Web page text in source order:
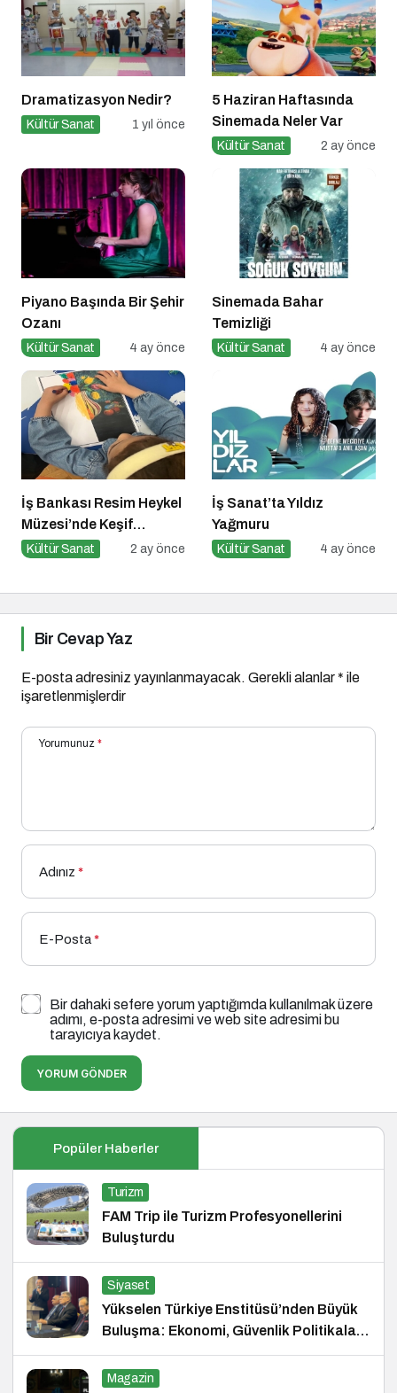
Dramatizasyon Nedir?
Kültür Sanat 1 yıl önce
5 Haziran Haftasında
Sinemada Neler Var
Kültür Sanat 2 ay önce
Piyano Başında Bir Şehir
Ozanı
Kültür Sanat 4 ay önce
Sinemada Bahar
Temizliği
Kültür Sanat 4 ay önce
İş Bankası Resim Heykel
Müzesi’nde Keşif
Başlıyor!
Kültür Sanat 2 ay önce
İş Sanat’ta Yıldız
Yağmuru
Kültür Sanat 4 ay önce
Bir Cevap Yaz
E-posta adresiniz yayınlanmayacak. Gerekli alanlar* ile
işaretlenmişlerdir
Yorumunuz *
Adınız *
E-Posta*
Bir dahaki sefere yorum yaptığımda kullanılmak üzere
adımı, e-posta adresimi ve web site adresimi bu
tarayıcıya kaydet.
YORUM GÖNDER
Popüler Haberler
Turizm
FAM Trip ile Turizm Profesyonellerini
Buluşturdu
Siyaset
Yükselen Türkiye Enstitüsü’nden Büyük
Buluşma: Ekonomi, Güvenlik Politikaları
ve Hukuk Konferansı
Magazin